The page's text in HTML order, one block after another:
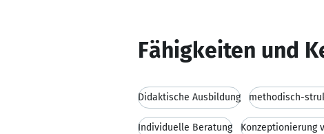
Fähigkeiten und
Didaktische Ausbildung methodisch-
Individuelle Beratung Konzeptionierung